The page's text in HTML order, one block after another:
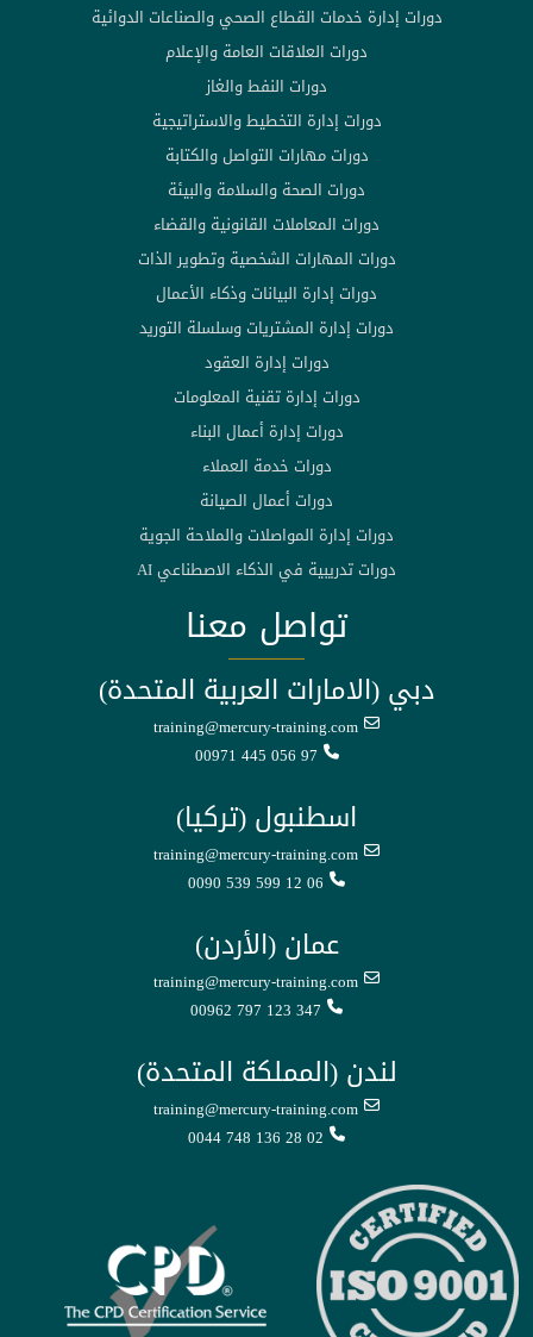
دورات إدارة خدمات القطاع الصحي والصناعات الدوائية
دورات العلاقات العامة والإعلام
دورات النفط والغاز
دورات إدارة التخطيط والاستراتيجية
دورات مهارات التواصل والكتابة
دورات الصحة والسلامة والبيئة
دورات المعاملات القانونية والقضاء
دورات المهارات الشخصية وتطوير الذات
دورات إدارة البيانات وذكاء الأعمال
دورات إدارة المشتريات وسلسلة التوريد
دورات إدارة العقود
دورات إدارة تقنية المعلومات
دورات إدارة أعمال البناء
دورات خدمة العملاء
دورات أعمال الصيانة
دورات إدارة المواصلات والملاحة الجوية
دورات تدريبية في الذكاء الاصطناعي AI
تواصل معنا
دبي (الامارات العربية المتحدة)
training@mercury-training.com
00971 445 056 97
اسطنبول (تركيا)
training@mercury-training.com
0090 539 599 12 06
عمان (الأردن)
training@mercury-training.com
00962 797 123 347
لندن (المملكة المتحدة)
training@mercury-training.com
0044 748 136 28 02